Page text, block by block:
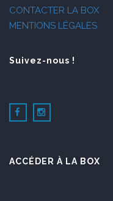
CONTACTER LA BOX
MENTIONS LÉGALES
Suivez-nous !
ACCÉDER À LA BOX